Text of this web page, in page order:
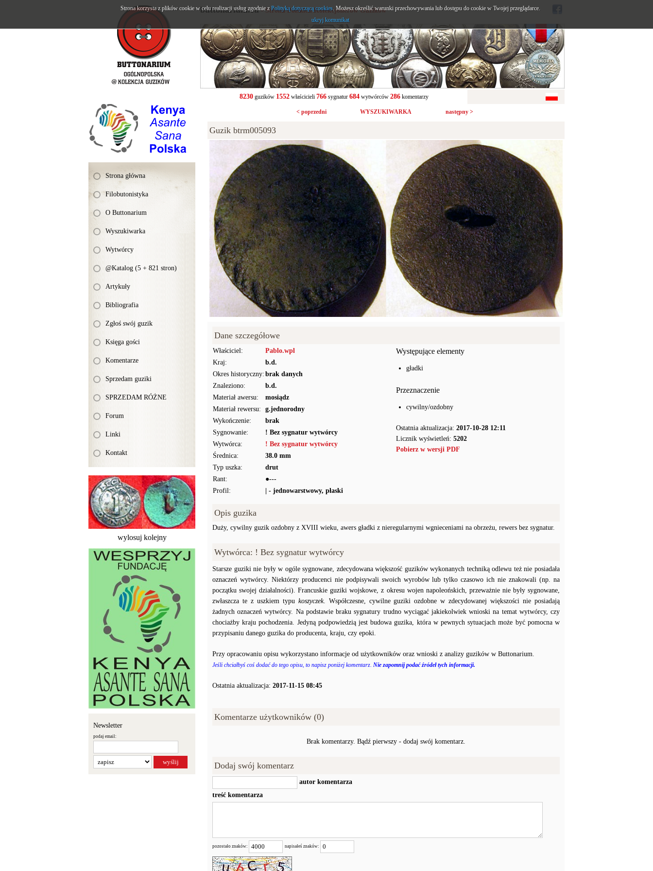
Strona główna
Filobutonistyka
O Buttonarium
Wyszukiwarka
Wytwórcy
@Katalog (5 + 821 stron)
Artykuły
Bibliografia
Zgłoś swój guzik
Księga gości
Komentarze
Sprzedam guziki
SPRZEDAM RÓŻNE
Forum
Linki
Kontakt
wylosuj kolejny
Newsletter
podaj email:
buttonarium.eu- Strona Polskich Kolekcjonerów Guzików
8230guzików 1552właścicieli 766sygnatur 684wytwórców 286komentarzy
< poprzedni WYSZUKIWARKA następny >
Guzik btrm005093
Dane szczegółowe
Właściciel:
Pablo.wpl
Kraj:
b.d.
Okres historyczny: brak danych
Znaleziono:
b.d.
Materiał awersu:
mosiądz
Materiał rewersu:
g.jednorodny
Wykończenie:
brak
Sygnowanie:
! Bez sygnatur wytwórcy
Wytwórca:
! Bez sygnatur wytwórcy
Średnica:
38.0 mm
Typ uszka:
drut
Rant:
●---
Profil:
| - jednowarstwowy, płaski
Występujące elementy
gładki
Przeznaczenie
cywilny/ozdobny
Ostatnia aktualizacja: 2017-10-28 12:11
Licznik wyświetleń: 5202
Pobierz w wersji PDF
Opis guzika
Duży, cywilny guzik ozdobny z XVIII wieku, awers gładki z nieregularnymi wgnieceniami na obrzeżu, rewers bez sygnatur.
Wytwórca: ! Bez sygnatur wytwórcy
Starsze guziki nie były w ogóle sygnowane, zdecydowana większość guzików wykonanych techniką odlewu też nie posiadała
oznaczeń wytwórcy. Niektórzy producenci nie podpisywali swoich wyrobów lub tylko czasowo ich nie znakowali (np. na
początku swojej działalności). Francuskie guziki wojskowe, z okresu wojen napoleońskich, przeważnie nie były sygnowane,
zwłaszcza te z uszkiem typu koszyczek. Współczesne, cywilne guziki ozdobne w zdecydowanej większości nie posiadają
żadnych oznaczeń wytwórcy. Na podstawie braku sygnatury trudno wyciągać jakiekolwiek wnioski na temat wytwórcy, czy
chociażby kraju pochodzenia. Jedyną podpowiedzią jest budowa guzika, która w pewnych sytuacjach może być pomocna w
przypisaniu danego guzika do producenta, kraju, czy epoki.
Przy opracowaniu opisu wykorzystano informacje od użytkowników oraz wnioski z analizy guzików w Buttonarium.
Jeśli chciałbyś coś dodać do tego opisu, to napisz poniżej komentarz. Nie zapomnij podać źródeł tych informacji.
Ostatnia aktualizacja: 2017-11-15 08:45
Komentarze użytkowników (0)
Brak komentarzy. Bądź pierwszy - dodaj swój komentarz.
Dodaj swój komentarz
autor komentarza
treść komentarza
pozostało znaków: napisałeś znaków:
Strona korzysta z plików cookie w celu realizacji usług zgodnie zPolityką dotyczącą cookies. Możesz określić warunki przechowywania lub dostępu do cookie w Twojej przeglądarce.
ukryj komunikat